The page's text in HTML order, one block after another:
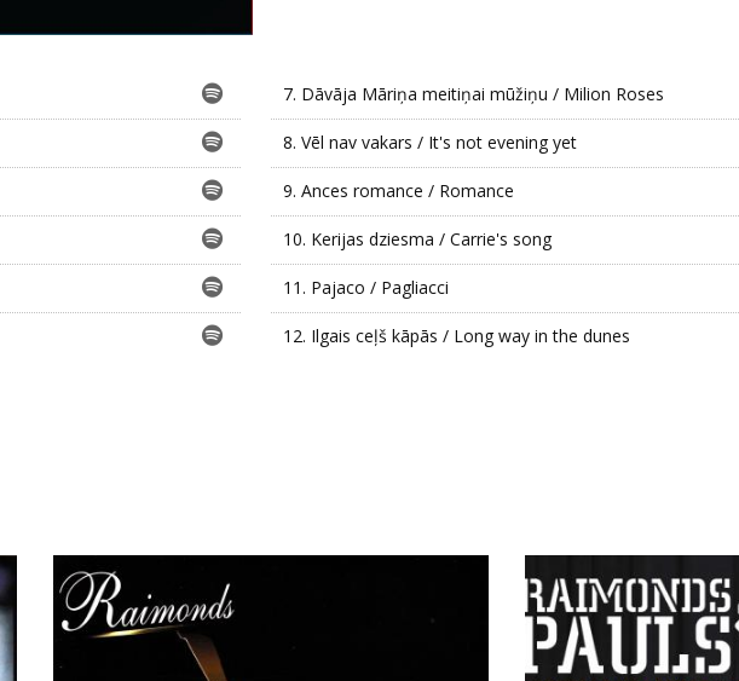
7. Dāvāja Māriņa meitiņai mūžiņu / Milion Roses
8. Vēl nav vakars / It's not evening yet
9. Ances romance / Romance
10. Kerijas dziesma / Carrie's song
11. Pajaco / Pagliacci
12. Ilgais ceļš kāpās / Long way in the dunes